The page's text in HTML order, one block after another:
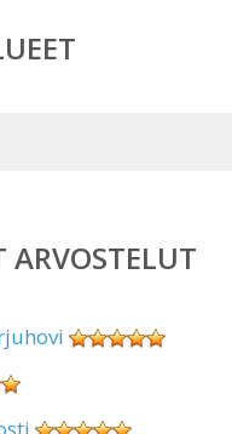
ARVOSTELUT